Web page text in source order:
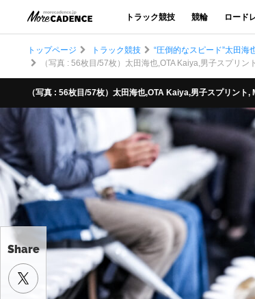
トラック競技 競輪 ロード
Share
トップページ トラック競技 “圧倒的なスピード”太田海
（写真 : 56枚目/57枚）太田海也,OTA Kaiya,男子スプリ
（写真 : 56枚目/57枚）太田海也,OTA Kaiya,男子スプリン